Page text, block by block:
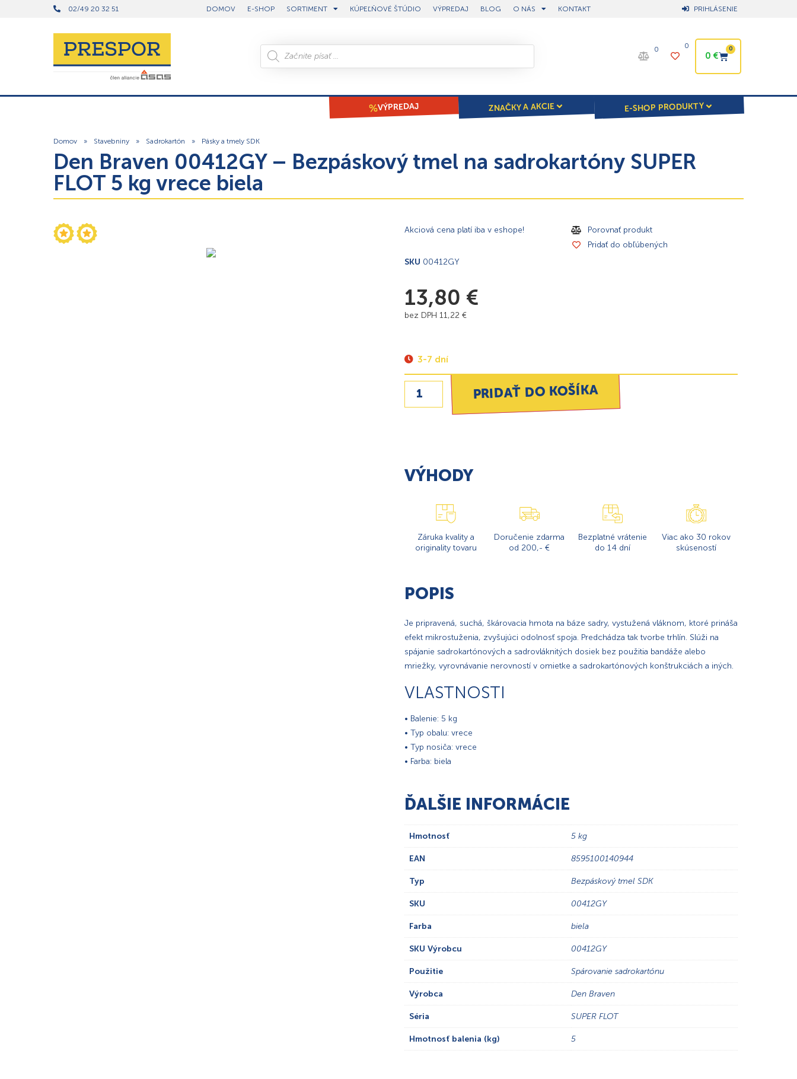
02/49 20 32 51 DOMOV E-SHOP SORTIMENT KÚPEĽŇOVÉ ŠTÚDIO VÝPREDAJ BLOG O NÁS KONTAKT PRIHLÁSENIE
0 0
0€
0
VÝPREDAJ ZNAČKY A AKCIE E-SHOP PRODUKTY
Domov » Stavebniny » Sadrokartón » Pásky a tmely SDK
Den Braven 00412GY – Bezpáskový tmel na sadrokartóny SUPER
FLOT 5 kg vrece biela
Akciová cena platí iba v eshope!
SKU 00412GY
Porovnať produkt
Pridať do obľúbených
13,80 €
bez DPH 11,22 €
3-7 dní
PRIDAŤ DO KOŠÍKA
VÝHODY
Záruka kvality a
originality tovaru
Doručenie zdarma
od 200,- €
Bezplatné vrátenie
do 14 dní
Viac ako 30 rokov
skúseností
POPIS
Je pripravená, suchá, škárovacia hmota na báze sadry, vystužená vláknom, ktoré prináša
efekt mikrostuženia, zvyšujúci odolnosť spoja. Predchádza tak tvorbe trhlín. Slúži na
spájanie sadrokartónových a sadrovláknitých dosiek bez použitia bandáže alebo
mriežky, vyrovnávanie nerovností v omietke a sadrokartónových konštrukciách a iných.
VLASTNOSTI
• Balenie: 5 kg
• Typ obalu: vrece
• Typ nosiča: vrece
• Farba: biela
ĎALŠIE INFORMÁCIE
Hmotnosť 5 kg
EAN 8595100140944
Typ Bezpáskový tmel SDK
SKU 00412GY
Farba biela
SKU Výrobcu 00412GY
Použitie Spárovanie sadrokartónu
Výrobca Den Braven
Séria SUPER FLOT
Hmotnosť balenia (kg) 5